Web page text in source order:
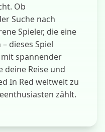
Ob
Suche nach
Spieler, die eine
dieses Spiel
spannender
deine Reise und
In Red weltweit zu
zählt.